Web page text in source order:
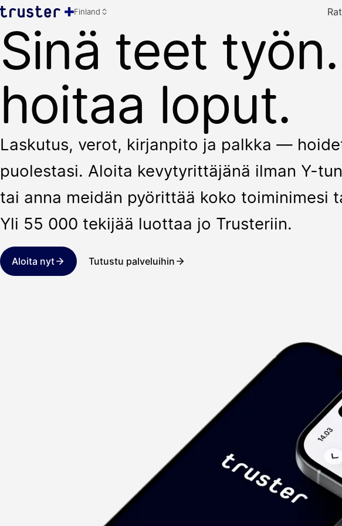
Finland
Sinä teet
hoitaa loput.
Laskutus, verot, kirjanpito ja palkka —
puolestasi. Aloita kevytyrittäjänä ilman Y-
tai anna meidän pyörittää koko toiminimesi
Yli 55 000 tekijää luottaa jo Trusteriin.
Aloita nyt Tutustu palveluihin